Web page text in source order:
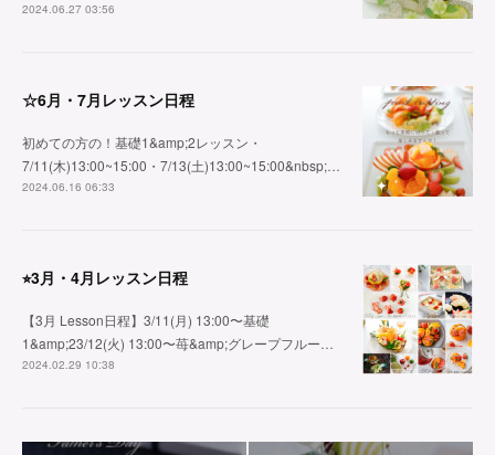
2024.06.27 03:56
☆6月・7月レッスン日程
初めての方の！基礎1&amp;2レッスン・
7/11(木)13:00~15:00・7/13(土)13:00~15:00&nbsp;…
2024.06.16 06:33
⭐︎3月・4月レッスン日程
【3月 Lesson日程】3/11(月) 13:00〜基礎
1&amp;23/12(火) 13:00〜苺&amp;グレープフルー…
2024.02.29 10:38